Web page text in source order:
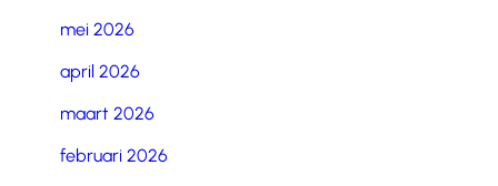
mei 2026
april 2026
maart 2026
februari 2026